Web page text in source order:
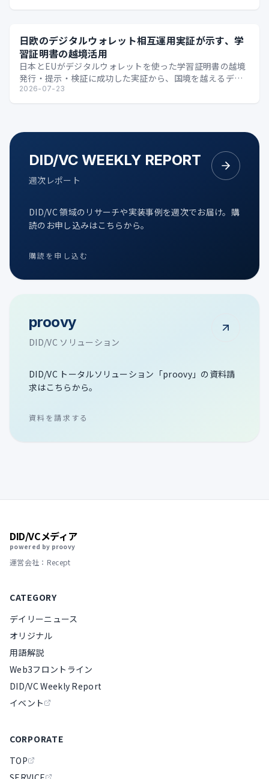
日欧のデジタルウォレット相互運用実証が示す、学
習証明書の越境活用
日本とEUがデジタルウォレットを使った学習証明書の越境
発行・提示・検証に成功した実証から、国境を越えるデジ
タル証明の可能性を整理します。
2026-07-23
DID/VC WEEKLY REPORT
週次レポート
DID/VC 領域のリサーチや実装事例を週次でお届け。購
読のお申し込みはこちらから。
購読を申し込む
proovy
DID/VC ソリューション
DID/VC トータルソリューション「proovy」の資料請
求はこちらから。
資料を請求する
DID/VCメディア
powered by proovy
運営会社：Recept
CATEGORY
デイリーニュース
オリジナル
用語解説
Web3フロントライン
DID/VC Weekly Report
イベント
CORPORATE
TOP